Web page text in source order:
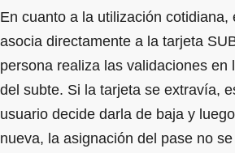
En cuanto a la utilización cotidiana,
asocia directamente a la tarjeta
persona realiza las validaciones en
del subte. Si la tarjeta se extravía,
usuario decide darla de baja y
nueva, la asignación del pase no